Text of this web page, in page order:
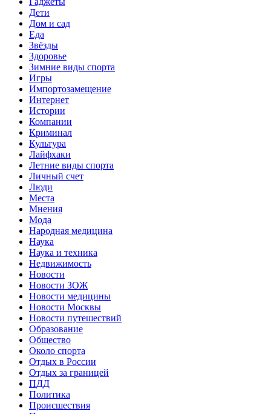
Дети
Дом и сад
Еда
Звёзды
Здоровье
Зимние виды спорта
Игры
Импортозамещение
Интернет
Истории
Компании
Криминал
Культура
Лайфхаки
Летние виды спорта
Личный счет
Люди
Места
Мнения
Мода
Народная медицина
Наука
Наука и техника
Недвижимость
Новости
Новости ЗОЖ
Новости медицины
Новости Москвы
Новости путешествий
Образование
Общество
Около спорта
Отдых в России
Отдых за границей
ПДД
Политика
Происшествия